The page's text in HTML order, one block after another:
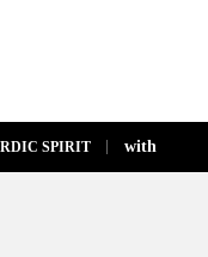
SPIRIT with